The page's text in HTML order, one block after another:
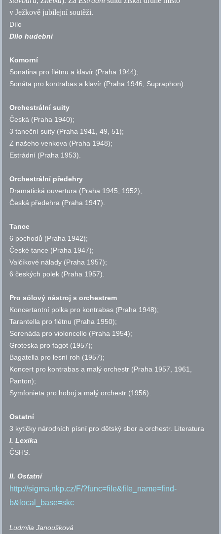
v Ježkově jubilejní soutěži.
Dílo
Dílo hudební
Komorní
Sonatina pro flétnu a klavír (Praha 1944);
Sonáta pro kontrabas a klavír (Praha 1946, Supraphon).
Orchestrální suity
Česká (Praha 1940);
3 taneční suity (Praha 1941, 49, 51);
Z našeho venkova (Praha 1948);
Estrádní (Praha 1953).
Orchestrální předehry
Dramatická ouvertura (Praha 1945, 1952);
Česká předehra (Praha 1947).
Tance
6 pochodů (Praha 1942);
České tance (Praha 1947);
Valčíkové nálady (Praha 1957);
6 českých polek (Praha 1957).
Pro sólový nástroj s orchestrem
Koncertantní polka pro kontrabas (Praha 1948);
Tarantella pro flétnu (Praha 1950);
Serenáda pro violoncello (Praha 1954);
Groteska pro fagot (1957);
Bagatella pro lesní roh (1957);
Koncert pro kontrabas a malý orchestr (Praha 1957, 1961,
Panton);
Symfonieta pro hoboj a malý orchestr (1956).
Ostatní
3 kytičky národních písní pro dětský sbor a orchestr. Literatura
I. Lexika
ČSHS.
II. Ostatní
http://sigma.nkp.cz/F/?func=file&file_name=find-
b&local_base=skc
Ludmila Janoušková